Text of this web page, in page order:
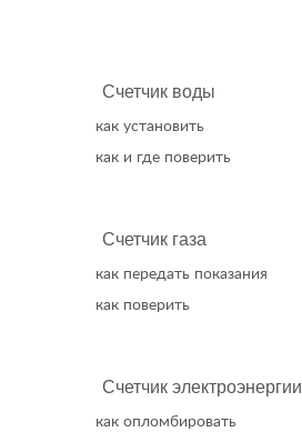
Счетчик воды
как установить
как и где поверить
Счетчик газа
как передать показания
как поверить
Счетчик электроэнергии
как опломбировать